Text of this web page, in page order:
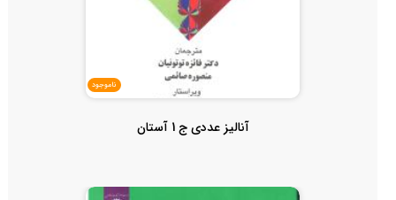
ناموجود
آنالیز عددی ج 1 آستان